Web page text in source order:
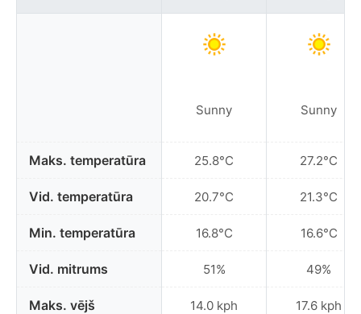
Maks. temperatūra
Vid. temperatūra
Min. temperatūra
Vid. mitrums
Maks. vējš
Sunny
25.8°C
20.7°C
16.8°C
51%
14.0 kph
Sunny
27.2°C
21.3°C
16.6°C
49%
17.6 kph